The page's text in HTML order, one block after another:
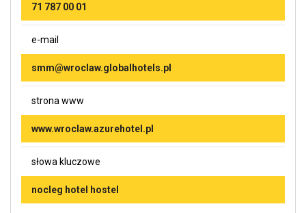
71 787 00 01
e-mail
smm@wroclaw.globalhotels.pl
strona www
www.wroclaw.azurehotel.pl
słowa kluczowe
nocleg hotel hostel